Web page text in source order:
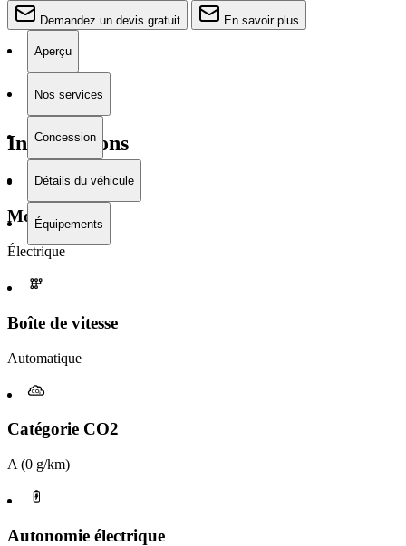
Demandez un devis gratuit En savoir plus
Aperçu
Nos services
Concession
Détails du véhicule
Équipements
Informations
Moteur
Électrique
Boîte de vitesse​
Automatique
Catégorie CO2
A (0 g/km)
Autonomie électrique